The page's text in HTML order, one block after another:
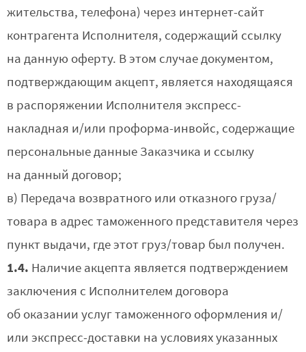
жительства, телефона) через интернет-сайт
контрагента Исполнителя, содержащий ссылку
на данную оферту. В этом случае документом,
подтверждающим акцепт, является находящаяся
в распоряжении Исполнителя экспресс-
накладная и/или проформа-инвойс, содержащие
персональные данные Заказчика и ссылку
на данный договор;
в) Передача возвратного или отказного груза/
товара в адрес таможенного представителя через
пункт выдачи, где этот груз/товар был получен.
1.4. Наличие акцепта является подтверждением
заключения с Исполнителем договора
об оказании услуг таможенного оформления и/
или экспресс-доставки на условиях указанных